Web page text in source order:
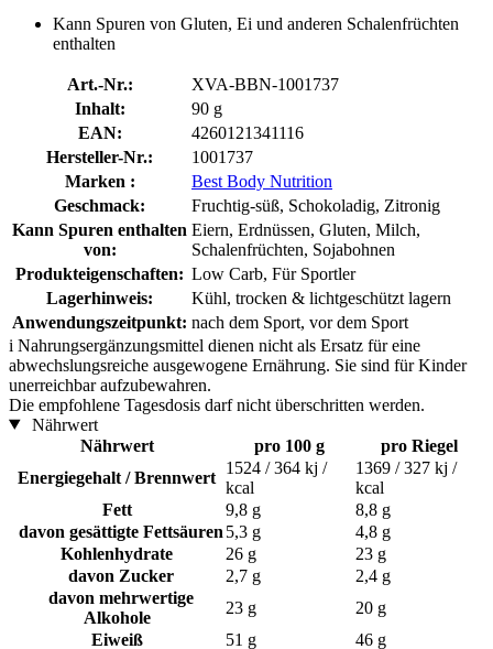
Kann Spuren von Gluten, Ei und anderen Schalenfrüchten
enthalten
Art.-Nr.:
XVA-BBN-1001737
Inhalt:
90 g
EAN:
4260121341116
Hersteller-Nr.:
1001737
Marken :
Best Body Nutrition
Geschmack:
Fruchtig-süß, Schokoladig, Zitronig
Kann Spuren enthalten
von:
Eiern, Erdnüssen, Gluten, Milch,
Schalenfrüchten, Sojabohnen
Produkteigenschaften: Low Carb, Für Sportler
Lagerhinweis:
Kühl, trocken & lichtgeschützt lagern
Anwendungszeitpunkt: nach dem Sport, vor dem Sport
i Nahrungsergänzungsmittel dienen nicht als Ersatz für eine
abwechslungsreiche ausgewogene Ernährung. Sie sind für Kinder
unerreichbar aufzubewahren.
Die empfohlene Tagesdosis darf nicht überschritten werden.
Nährwert
Nährwert
pro 100 g
pro Riegel
Energiegehalt / Brennwert
1524 / 364 kj /
kcal
1369 / 327 kj /
kcal
Fett
9,8 g
8,8 g
davon gesättigte Fettsäuren 5,3 g
4,8 g
Kohlenhydrate
26 g
23 g
davon Zucker
2,7 g
2,4 g
davon mehrwertige
Alkohole
23 g
20 g
Eiweiß
51 g 46 g